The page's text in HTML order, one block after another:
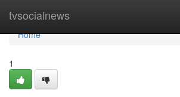
tvsocialnews
Home
Home
1